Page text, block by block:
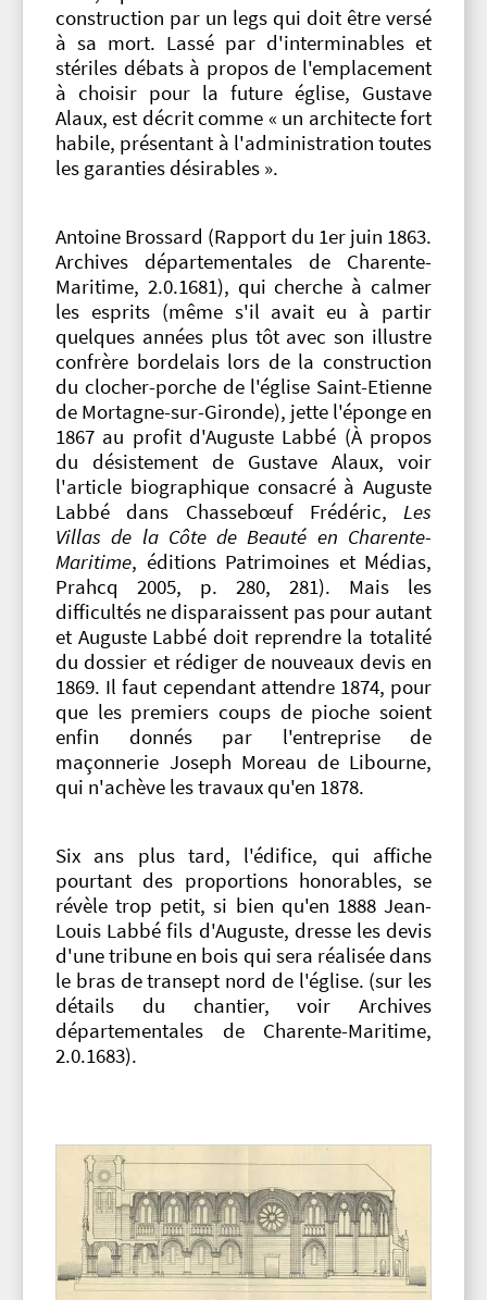
construction par un legs qui doit être versé
à sa mort. Lassé par d'interminables et
stériles débats à propos de l'emplacement
à choisir pour la future église, Gustave
Alaux, est décrit comme « un architecte fort
habile, présentant à l'administration toutes
les garanties désirables ».
Antoine Brossard (Rapport du 1er juin 1863.
Archives départementales de Charente-
Maritime, 2.0.1681), qui cherche à calmer
les esprits (même s'il avait eu à partir
quelques années plus tôt avec son illustre
confrère bordelais lors de la construction
du clocher-porche de l'église Saint-Etienne
de Mortagne-sur-Gironde), jette l'éponge en
1867 au profit d'Auguste Labbé (À propos
du désistement de Gustave Alaux, voir
l'article biographique consacré à Auguste
Labbé dans Chassebœuf Frédéric, Les
Villas de la Côte de Beauté en Charente-
Maritime, éditions Patrimoines et Médias,
Prahcq 2005, p. 280, 281). Mais les
difficultés ne disparaissent pas pour autant
et Auguste Labbé doit reprendre la totalité
du dossier et rédiger de nouveaux devis en
1869. Il faut cependant attendre 1874, pour
que les premiers coups de pioche soient
enfin donnés par l'entreprise de
maçonnerie Joseph Moreau de Libourne,
qui n'achève les travaux qu'en 1878.
Six ans plus tard, l'édifice, qui affiche
pourtant des proportions honorables, se
révèle trop petit, si bien qu'en 1888 Jean-
Louis Labbé fils d'Auguste, dresse les devis
d'une tribune en bois qui sera réalisée dans
le bras de transept nord de l'église. (sur les
détails du chantier, voir Archives
départementales de Charente-Maritime,
2.0.1683).